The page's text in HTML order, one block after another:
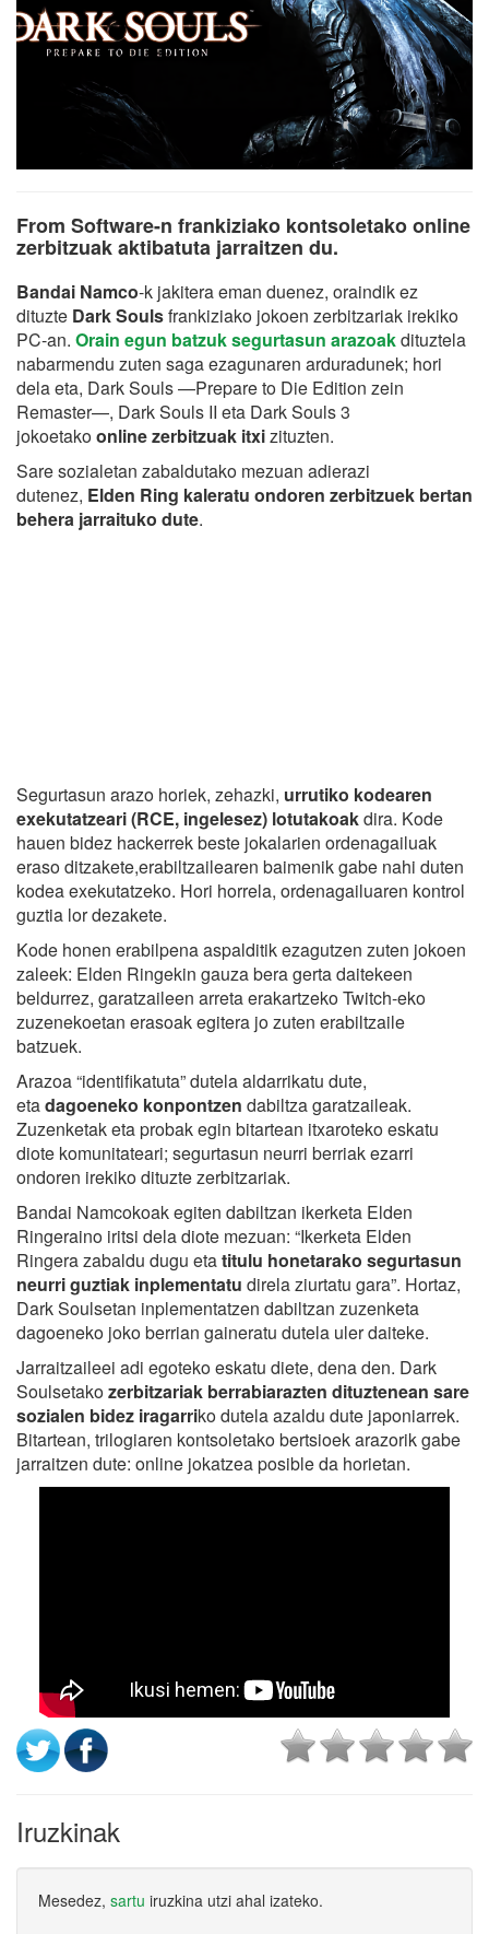
From Software-n frankiziako kontsoletako online
zerbitzuak aktibatuta jarraitzen du.
Bandai Namco-k jakitera eman duenez, oraindik ez
dituzte Dark Soulsfrankiziako jokoen zerbitzariak irekiko
PC-an. Orain egun batzuk segurtasun arazoakdituztela
nabarmendu zuten saga ezagunaren arduradunek; hori
dela eta, Dark Souls —Prepare to Die Edition zein
Remaster—, Dark Souls II eta Dark Souls 3
jokoetakoonline zerbitzuak itxizituzten.
Sare sozialetan zabaldutako mezuan adierazi
dutenez, Elden Ring kaleratu ondoren zerbitzuek bertan
behera jarraituko dute.
Segurtasun arazo horiek, zehazki, urrutiko kodearen
exekutatzeari(RCE, ingelesez) lotutakoakdira. Kode
hauen bidez hackerrek beste jokalarien ordenagailuak
eraso ditzakete,erabiltzailearen baimenik gabe nahi duten
kodea exekutatzeko. Hori horrela, ordenagailuaren kontrol
guztia lor dezakete.
Kode honen erabilpena aspalditik ezagutzen zuten jokoen
zaleek: Elden Ringekin gauza bera gerta daitekeen
beldurrez, garatzaileen arreta erakartzeko Twitch-eko
zuzenekoetan erasoak egitera jo zuten erabiltzaile
batzuek.
Arazoa “identifikatuta” dutela aldarrikatu dute,
etadagoeneko konpontzen dabiltza garatzaileak.
Zuzenketak eta probak egin bitartean itxaroteko eskatu
diote komunitateari; segurtasun neurri berriak ezarri
ondoren irekiko dituzte zerbitzariak.
Bandai Namcokoak egiten dabiltzan ikerketa Elden
Ringeraino iritsi dela diote mezuan: “Ikerketa Elden
Ringera zabaldu dugu etatitulu honetarako segurtasun
neurri guztiak inplementatu direla ziurtatu gara”. Hortaz,
Dark Soulsetan inplementatzen dabiltzan zuzenketa
dagoeneko joko berrian gaineratu dutela uler daiteke.
Jarraitzaileei adi egoteko eskatu diete, dena den. Dark
Soulsetakozerbitzariak berrabiarazten dituztenean sare
sozialen bidez iragarriko dutela azaldu dute japoniarrek.
Bitartean, trilogiaren kontsoletako bertsioek arazorik gabe
jarraitzen dute: online jokatzea posible da horietan.
Iruzkinak
Mesedez, sartu iruzkina utzi ahal izateko.